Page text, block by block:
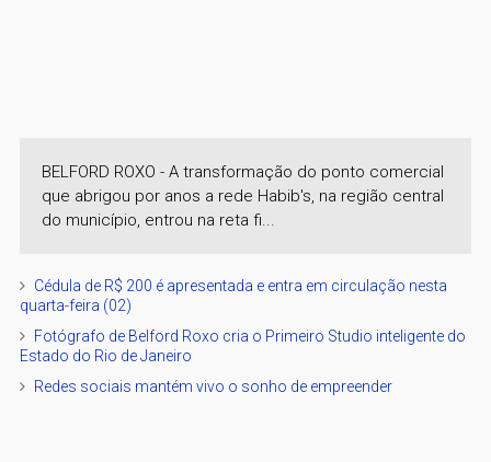
BELFORD ROXO - A transformação do ponto comercial
que abrigou por anos a rede Habib's, na região central
do município, entrou na reta fi...
Cédula de R$ 200 é apresentada e entra em circulação nesta
quarta-feira (02)
Fotógrafo de Belford Roxo cria o Primeiro Studio inteligente do
Estado do Rio de Janeiro
Redes sociais mantém vivo o sonho de empreender